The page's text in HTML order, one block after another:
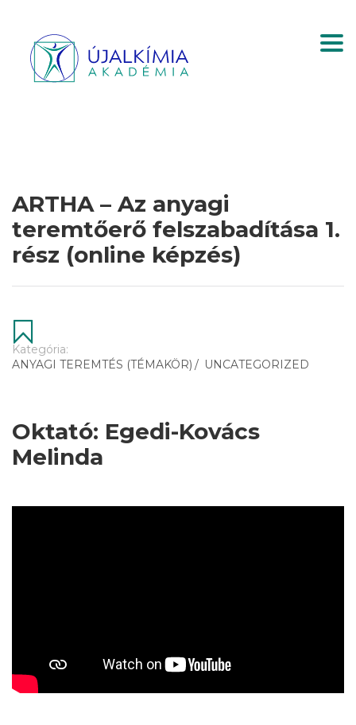
ARTHA – Az anyagi
teremtőerő felszabadítása 1.
rész (online képzés)
Kategória:
ANYAGI TEREMTÉS (TÉMAKÖR) / UNCATEGORIZED
Oktató: Egedi-Kovács
Melinda